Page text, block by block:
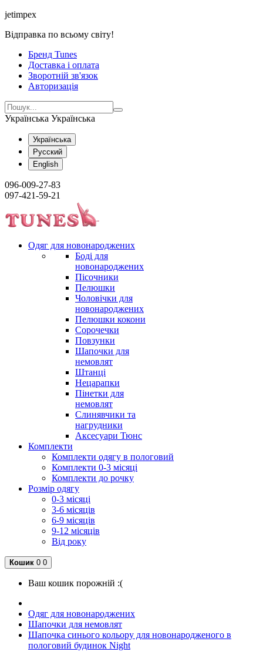
jetimpex
Відправка по всьому світу!
Бренд Tunes
Доставка і оплата
Зворотній зв'язок
Авторизація
Українська Українська
Українська
Русский
English
096-009-27-83
097-421-59-21
Одяг для новонароджених
Боді для
новонароджених
Пісочники
Пелюшки
Чоловічки для
новонароджених
Пелюшки кокони
Сорочечки
Повзунки
Шапочки для
немовлят
Штанці
Нецарапки
Пінетки для
немовлят
Слинявчики та
нагрудники
Аксесуари Тюнс
Комплекти
Комплекти одягу в пологовий
Комплекти 0-3 місяці
Комплекти до рочку
Розмір одягу
0-3 місяці
3-6 місяців
6-9 місяців
9-12 місяців
Від року
Кошик 0 0
Ваш кошик порожній :(
Одяг для новонароджених
Шапочки для немовлят
Шапочка синього кольору для новонародженого в
пологовий будинок Night